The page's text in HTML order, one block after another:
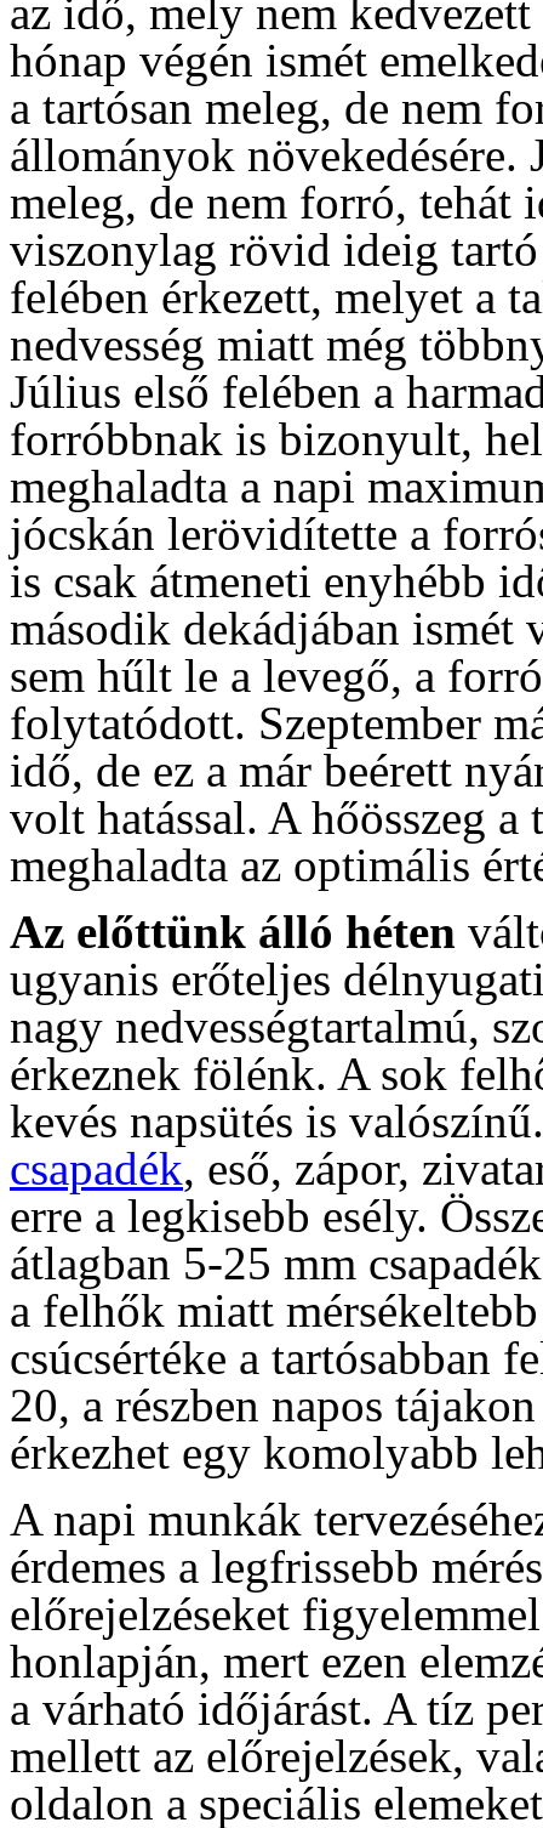
az idő, mely nem
hónap végén ismét
a tartósan meleg, de nem
állományok
meleg, de nem forró, tehát
viszonylag rövid ideig
felében érkezett, melyet a
nedvesség miatt még
Július első felében a
forróbbnak is bizonyult,
meghaladta a napi
jócskán lerövidítette a
is csak átmeneti enyhébb
második dekádjában ismét
sem hűlt le a levegő, a
folytatódott. Szeptember
idő, de ez a már beérett
volt hatással. A hőösszeg a
meghaladta az optimális
Az előttünk álló héten
ugyanis erőteljes
nagy nedvességtartalmú,
érkeznek fölénk. A sok
kevés napsütés is
csapadék, eső, zápor,
erre a legkisebb esély.
átlagban 5-25 mm
a felhők miatt
csúcsértéke a tartósabban
20, a részben napos
érkezhet egy komolyabb
A napi munkák
érdemes a legfrissebb
előrejelzéseket
honlapján, mert ezen
a várható időjárást. A tíz
mellett az előrejelzések,
oldalon a speciális